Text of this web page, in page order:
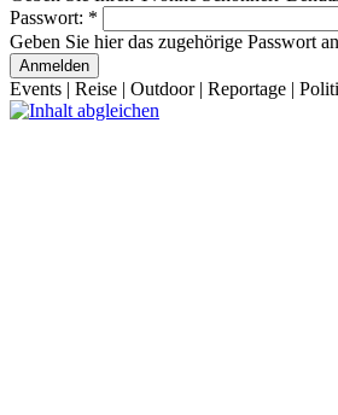
Passwort: *
Geben Sie hier das zugehörige Passwort
Events | Reise | Outdoor | Reportage |